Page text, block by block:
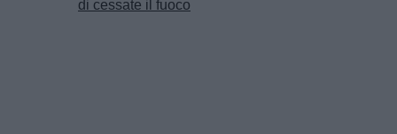
di cessate il fuoco